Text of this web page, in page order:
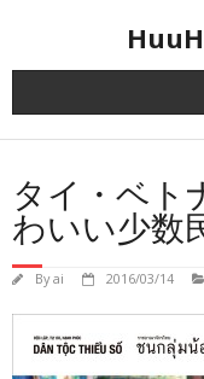
タイ・ベト
わいい少数
Byai 2016/03/14